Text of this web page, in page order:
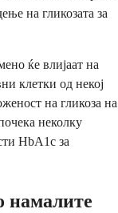
на гликозата за
ќе влијаат на
клетки од некој
на гликоза на
неколку
HbA1c за
намалите